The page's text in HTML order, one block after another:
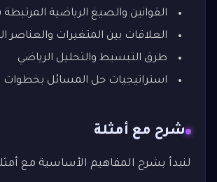
القوانين والصيغ الرياضية
العلاقات بين المتغيرات والعناصر
طرق التبسيط والتحليل الرياضي
استراتيجيات حل المسائل بخطوات
شرح مع أمثلة
لنبدأ بشرح المفاهيم الأساسية مع